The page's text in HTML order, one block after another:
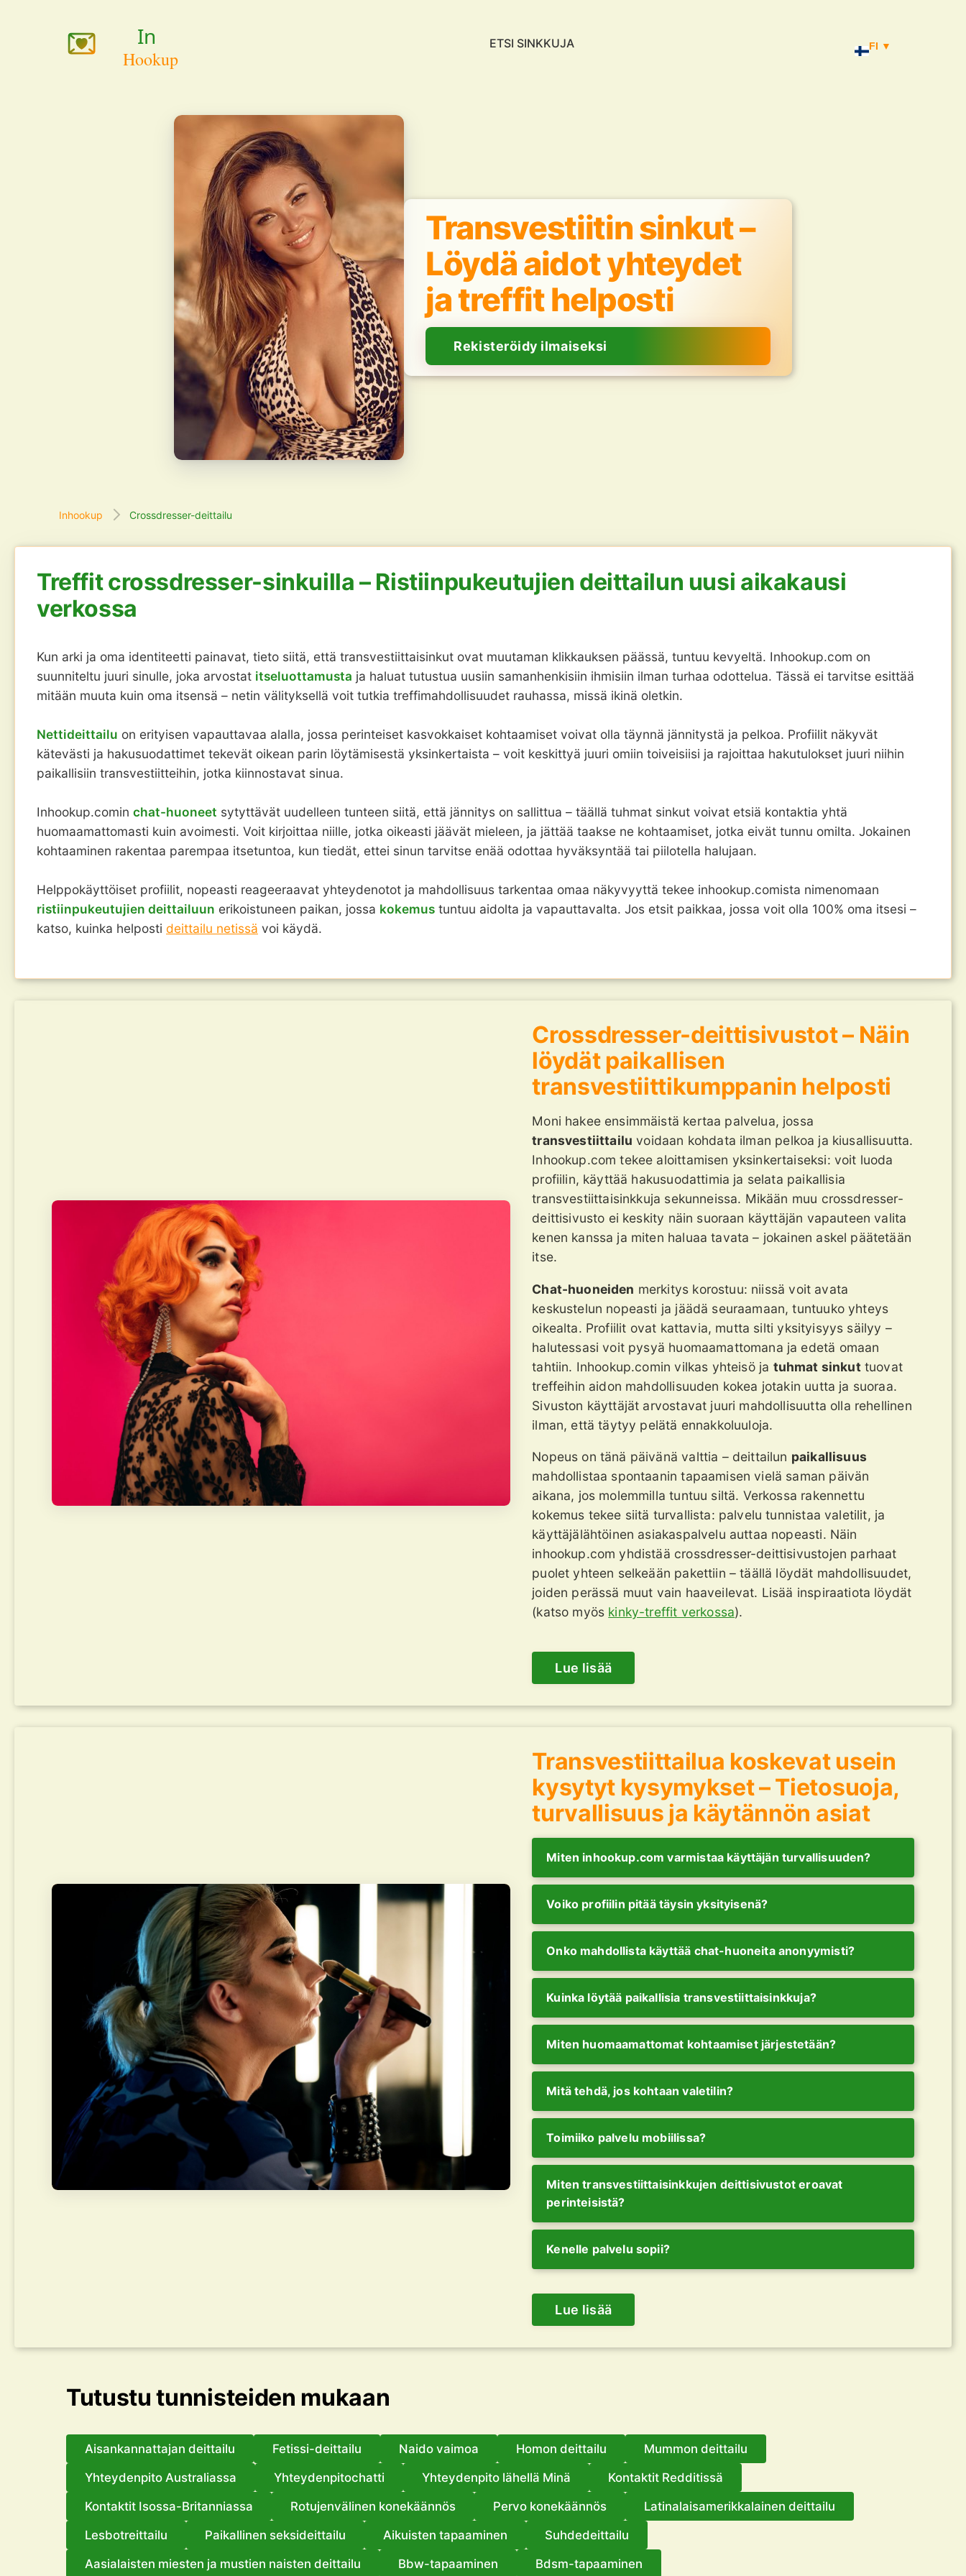
ETSI SINKKUJA FI ▼
Transvestiitin sinkut –
Löydä aidot yhteydet
ja treffit helposti
Rekisteröidy ilmaiseksi
Inhookup Crossdresser-deittailu
Treffit crossdresser-sinkuilla – Ristiinpukeutujien deittailun uusi aikakausi
verkossa
Kun arki ja oma identiteetti painavat, tieto siitä, että transvestiittaisinkut ovat muutaman klikkauksen päässä, tuntuu kevyeltä. Inhookup.com on
suunniteltu juuri sinulle, joka arvostat itseluottamusta ja haluat tutustua uusiin samanhenkisiin ihmisiin ilman turhaa odottelua. Tässä ei tarvitse esittää
mitään muuta kuin oma itsensä – netin välityksellä voit tutkia treffimahdollisuudet rauhassa, missä ikinä oletkin.
Nettideittailu on erityisen vapauttavaa alalla, jossa perinteiset kasvokkaiset kohtaamiset voivat olla täynnä jännitystä ja pelkoa. Profiilit näkyvät
kätevästi ja hakusuodattimet tekevät oikean parin löytämisestä yksinkertaista – voit keskittyä juuri omiin toiveisiisi ja rajoittaa hakutulokset juuri niihin
paikallisiin transvestiitteihin, jotka kiinnostavat sinua.
Inhookup.comin chat-huoneet sytyttävät uudelleen tunteen siitä, että jännitys on sallittua – täällä tuhmat sinkut voivat etsiä kontaktia yhtä
huomaamattomasti kuin avoimesti. Voit kirjoittaa niille, jotka oikeasti jäävät mieleen, ja jättää taakse ne kohtaamiset, jotka eivät tunnu omilta. Jokainen
kohtaaminen rakentaa parempaa itsetuntoa, kun tiedät, ettei sinun tarvitse enää odottaa hyväksyntää tai piilotella halujaan.
Helppokäyttöiset profiilit, nopeasti reageeraavat yhteydenotot ja mahdollisuus tarkentaa omaa näkyvyyttä tekee inhookup.comista nimenomaan
ristiinpukeutujien deittailuun erikoistuneen paikan, jossa kokemus tuntuu aidolta ja vapauttavalta. Jos etsit paikkaa, jossa voit olla 100% oma itsesi –
katso, kuinka helposti deittailu netissä voi käydä.
Crossdresser-deittisivustot – Näin
löydät paikallisen
transvestiittikumppanin helposti
Moni hakee ensimmäistä kertaa palvelua, jossa
transvestiittailu voidaan kohdata ilman pelkoa ja kiusallisuutta.
Inhookup.com tekee aloittamisen yksinkertaiseksi: voit luoda
profiilin, käyttää hakusuodattimia ja selata paikallisia
transvestiittaisinkkuja sekunneissa. Mikään muu crossdresser-
deittisivusto ei keskity näin suoraan käyttäjän vapauteen valita
kenen kanssa ja miten haluaa tavata – jokainen askel päätetään
itse.
Chat-huoneiden merkitys korostuu: niissä voit avata
keskustelun nopeasti ja jäädä seuraamaan, tuntuuko yhteys
oikealta. Profiilit ovat kattavia, mutta silti yksityisyys säilyy –
halutessasi voit pysyä huomaamattomana ja edetä omaan
tahtiin. Inhookup.comin vilkas yhteisö ja tuhmat sinkut tuovat
treffeihin aidon mahdollisuuden kokea jotakin uutta ja suoraa.
Sivuston käyttäjät arvostavat juuri mahdollisuutta olla rehellinen
ilman, että täytyy pelätä ennakkoluuloja.
Nopeus on tänä päivänä valttia – deittailun paikallisuus
mahdollistaa spontaanin tapaamisen vielä saman päivän
aikana, jos molemmilla tuntuu siltä. Verkossa rakennettu
kokemus tekee siitä turvallista: palvelu tunnistaa valetilit, ja
käyttäjälähtöinen asiakaspalvelu auttaa nopeasti. Näin
inhookup.com yhdistää crossdresser-deittisivustojen parhaat
puolet yhteen selkeään pakettiin – täällä löydät mahdollisuudet,
joiden perässä muut vain haaveilevat. Lisää inspiraatiota löydät
(katso myös kinky-treffit verkossa).
Lue lisää
Transvestiittailua koskevat usein
kysytyt kysymykset – Tietosuoja,
turvallisuus ja käytännön asiat
Miten inhookup.com varmistaa käyttäjän turvallisuuden?
Voiko profiilin pitää täysin yksityisenä?
Onko mahdollista käyttää chat-huoneita anonyymisti?
Kuinka löytää paikallisia transvestiittaisinkkuja?
Miten huomaamattomat kohtaamiset järjestetään?
Mitä tehdä, jos kohtaan valetilin?
Toimiiko palvelu mobiilissa?
Miten transvestiittaisinkkujen deittisivustot eroavat
perinteisistä?
Kenelle palvelu sopii?
Lue lisää
Tutustu tunnisteiden mukaan
Aisankannattajan deittailu Fetissi-deittailu Naido vaimoa Homon deittailu
Mummon deittailu
Yhteydenpito Australiassa
Yhteydenpitochatti Yhteydenpito lähellä Minä
Kontaktit Redditissä
Kontaktit Isossa-Britanniassa
Rotujenvälinen konekäännös Pervo konekäännös
Latinalaisamerikkalainen deittailu
Lesbotreittailu
Paikallinen seksideittailu Aikuisten tapaaminen
Suhdedeittailu
Aasialaisten miesten ja mustien naisten deittailu
Bbw-tapaaminen Bdsm-tapaaminen